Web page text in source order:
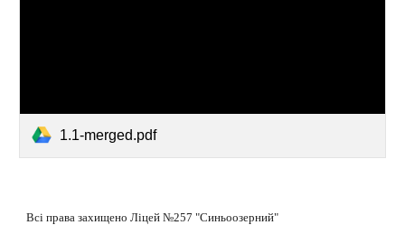
1.1-merged.pdf
Всі права захищено Ліцей №257 "Синьоозерний"